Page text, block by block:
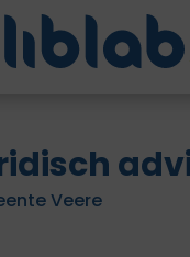
Veere